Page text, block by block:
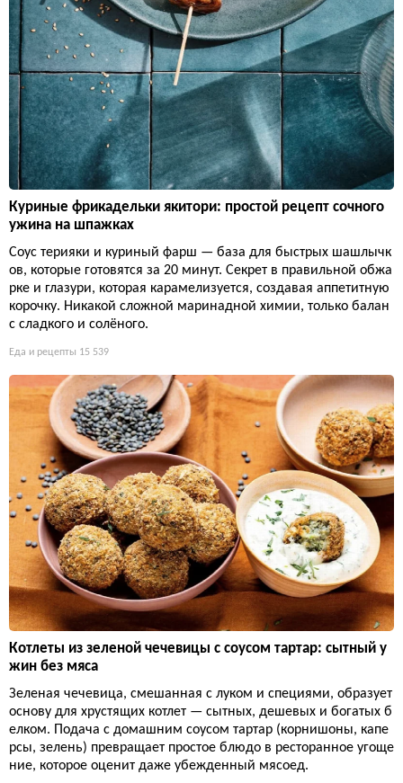
Куриные фрикадельки якитори: простой рецепт сочного
ужина на шпажках
Соус терияки и куриный фарш — база для быстрых шашлычк
ов, которые готовятся за 20 минут. Секрет в правильной обжа
рке и глазури, которая карамелизуется, создавая аппетитную
корочку. Никакой сложной маринадной химии, только балан
с сладкого и солёного.
Еда и рецепты 15 539
Котлеты из зеленой чечевицы с соусом тартар: сытный у
жин без мяса
Зеленая чечевица, смешанная с луком и специями, образует
основу для хрустящих котлет — сытных, дешевых и богатых б
елком. Подача с домашним соусом тартар (корнишоны, капе
рсы, зелень) превращает простое блюдо в ресторанное угоще
ние, которое оценит даже убежденный мясоед.